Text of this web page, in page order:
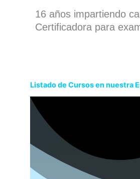
16 años impartiendo
Certificadora para
Listado de Cursos en nuestra